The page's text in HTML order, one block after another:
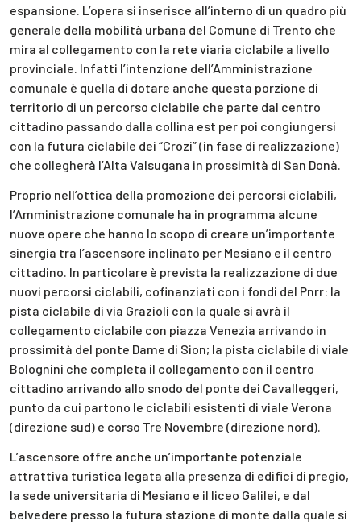
espansione. L’opera si inserisce all’interno di un quadro più
generale della mobilità urbana del Comune di Trento che
mira al collegamento con la rete viaria ciclabile a livello
provinciale. Infatti l’intenzione dell’Amministrazione
comunale è quella di dotare anche questa porzione di
territorio di un percorso ciclabile che parte dal centro
cittadino passando dalla collina est per poi congiungersi
con la futura ciclabile dei “Crozi” (in fase di realizzazione)
che collegherà l’Alta Valsugana in prossimità di San Donà.
Proprio nell’ottica della promozione dei percorsi ciclabili,
l’Amministrazione comunale ha in programma alcune
nuove opere che hanno lo scopo di creare un’importante
sinergia tra l’ascensore inclinato per Mesiano e il centro
cittadino. In particolare è prevista la realizzazione di due
nuovi percorsi ciclabili, cofinanziati con i fondi del Pnrr: la
pista ciclabile di via Grazioli con la quale si avrà il
collegamento ciclabile con piazza Venezia arrivando in
prossimità del ponte Dame di Sion; la pista ciclabile di viale
Bolognini che completa il collegamento con il centro
cittadino arrivando allo snodo del ponte dei Cavalleggeri,
punto da cui partono le ciclabili esistenti di viale Verona
(direzione sud) e corso Tre Novembre (direzione nord).
L’ascensore offre anche un’importante potenziale
attrattiva turistica legata alla presenza di edifici di pregio,
la sede universitaria di Mesiano e il liceo Galilei, e dal
belvedere presso la futura stazione di monte dalla quale si